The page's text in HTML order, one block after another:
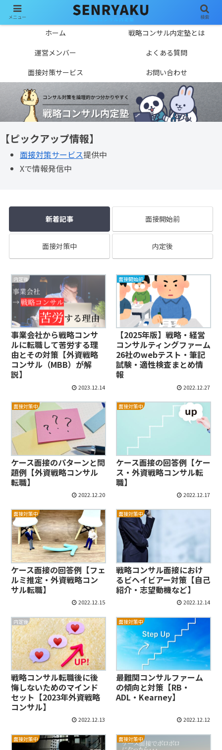
ホーム
戦略コンサル内定塾とは
運営メンバー
よくある質問
面接対策サービス
お問い合わせ
【ピックアップ情報】
面接対策サービス提供中
Xで情報発信中
新着記事 面接開始前
面接対策中 内定後
内定後
事業会社から戦略コンサ
ルに転職して苦労する理
由とその対策【外資戦略
コンサル（MBB）が解
説】
2023.12.14
面接開始前
【2025年版】戦略・経営
コンサルティングファーム
26社のwebテスト・筆記
試験・適性検査まとめ情
報
2022.12.27
面接対策中
ケース面接のパターンと問
題例【外資戦略コンサル
転職】
2022.12.20
面接対策中
ケース面接の回答例【ケー
ス・外資戦略コンサル転
職】
2022.12.17
面接対策中
ケース面接の回答例【フェ
ルミ推定・外資戦略コン
サル転職】
2022.12.15
面接対策中
戦略コンサル面接におけ
るビヘイビアー対策【自己
紹介・志望動機など】
2022.12.14
内定後
戦略コンサル転職後に後
悔しないためのマインド
セット【2023年外資戦略
コンサル】
2022.12.13
面接対策中
最難関コンサルファーム
の傾向と対策【RB・
ADL・Kearney】
2022.12.12
面接対策中 面接対策中
メニュー 検索